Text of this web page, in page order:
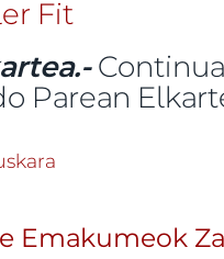
Parean
Nueva cita de
Emakumeok